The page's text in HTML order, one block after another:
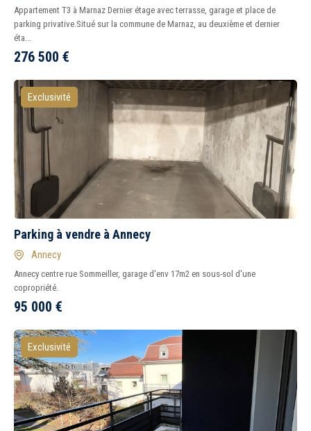
Balcon
Terrasse
Piscine
Parking
Chambre au rez-de-
chaussée
Appartement T3 à Marnaz Dernier étage avec terrasse, garage et place de
parking privative.Situé sur la commune de Marnaz, au deuxième et dernier
éta...
276 500 €
Exclusivité
Parking à vendre à Annecy
Annecy
Annecy centre rue Sommeiller, garage d'env 17m2 en sous-sol d'une
copropriété.
95 000 €
Exclusivité